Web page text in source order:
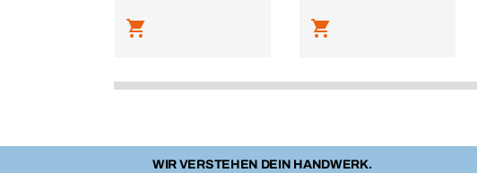
WIR VERSTEHEN DEIN HANDWERK.